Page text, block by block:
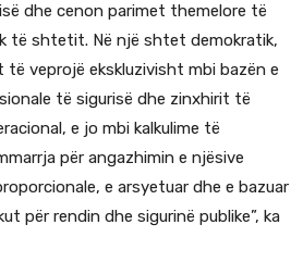
dhe cenon parimet themelore të
të shtetit. Në një shtet demokratik,
të veprojë ekskluzivisht mbi bazën e
të sigurisë dhe zinxhirit të
e jo mbi kalkulime të
për angazhimin e njësive
e arsyetuar dhe e bazuar
për rendin dhe sigurinë publike”, ka